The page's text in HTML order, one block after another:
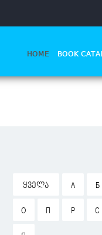
HOME BOOK
ᲧᲕᲔᲚᲐ А Б
О П Р С